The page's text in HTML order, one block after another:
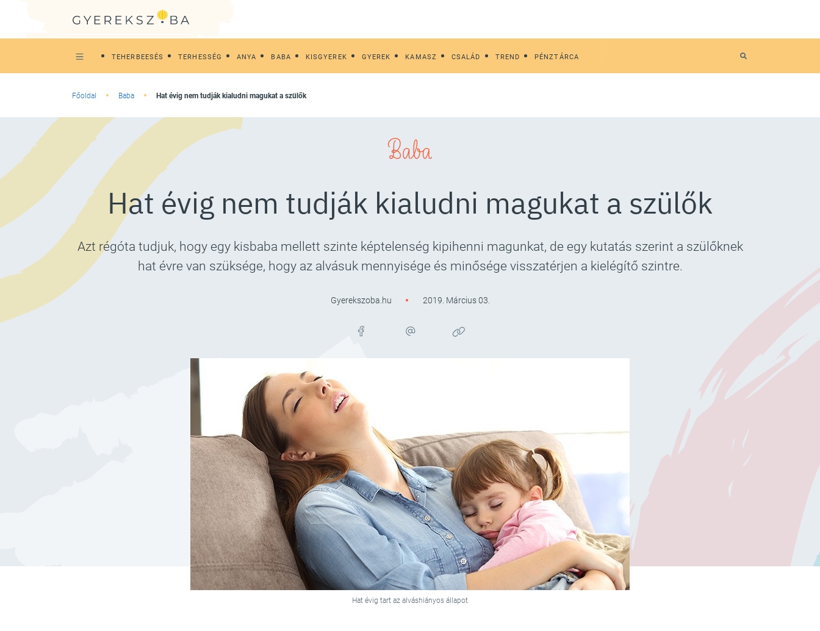
TEHERBEESÉS TERHESSÉG ANYA BABA KISGYEREK GYEREK KAMASZ CSALÁD TREND PÉNZTÁRCA
Főoldal Baba Hat évig nem tudják kialudni magukat a szülők
Baba
Hat évig nem tudják kialudni magukat a szülők
Azt régóta tudjuk, hogy egy kisbaba mellett szinte képtelenség kipihenni magunkat, de egy kutatás szerint a szülőknek
hat évre van szüksége, hogy az alvásuk mennyisége és minősége visszatérjen a kielégítő szintre.
Gyerekszoba.hu 2019. Március 03.
Hat évig tart az alváshiányos állapot